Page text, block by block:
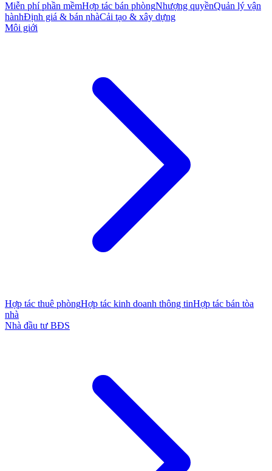
Miễn phí phần mềmHợp tác bán phòngNhượng quyềnQuản lý vận
hànhĐịnh giá & bán nhàCải tạo & xây dựng
Môi giới
Hợp tác thuê phòngHợp tác kinh doanh thông tinHợp tác bán tòa
nhà
Nhà đầu tư BĐS